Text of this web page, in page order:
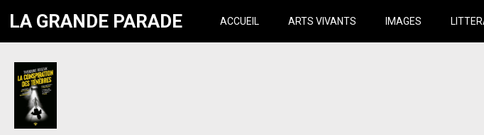
LA GRANDE PARADE ACCUEIL ARTS VIVANTS IMAGES